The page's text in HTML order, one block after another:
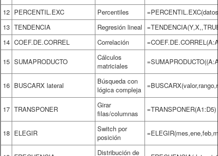
12 PERCENTIL.EXC Percentiles
13 TENDENCIA Regresión lineal
14 COEF.DE.CORREL Correlación
15 SUMAPRODUCTO
Cálculos
matriciales
16 BUSCARX lateral
Búsqueda con
lógica compleja
17 TRANSPONER
Girar
filas/columnas
=TRANSPONER(A1:D5)
18 ELEGIR
Switch por
posición
Distribución de